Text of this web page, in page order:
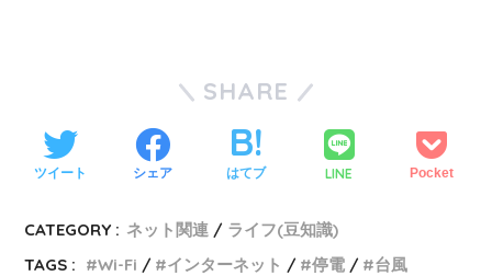
SHARE
ツイート シェア はてブ LINE Pocket
CATEGORY : ネット関連
ライフ(豆知識)
TAGS :
Wi-Fi インターネット 停電 台風